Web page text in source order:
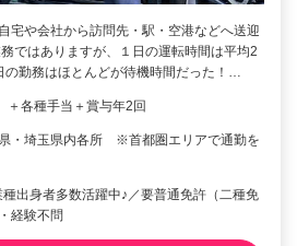
宅や会社から訪問先・駅・空港などへ送迎
ではありますが、１日の運転時間は平均2
の勤務はほとんどが待機時間だった！…
各種手当＋賞与年2回
・埼玉県内各所 ※首都圏エリアで通勤を
出身者多数活躍中♪／要普通免許（二種免
経験不問